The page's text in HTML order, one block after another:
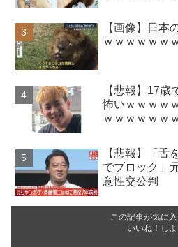
【画像】日本
ｗｗｗｗｗｗ
【悲報】17歳
怖いｗｗｗｗ
ｗｗｗｗｗｗ
【悲報】「舌
でブロック」
意性交公判
この記事が気に
いいね！しよ